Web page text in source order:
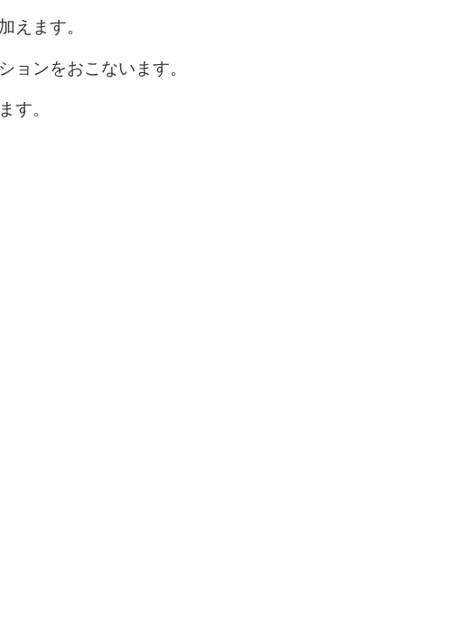
えます。
ンをおこないます。
す。